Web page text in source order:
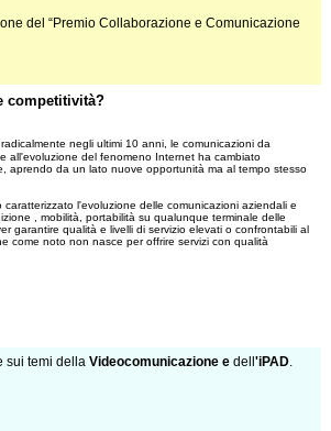
del “Premio Collaborazione e Comunicazione
competitività?
negli ultimi 10 anni, le comunicazioni da
all'evoluzione del fenomeno Internet ha cambiato
aprendo da un lato nuove opportunità ma al tempo stesso
l'evoluzione delle comunicazioni aziendali e
, mobilità, portabilità su qualunque terminale delle
garantire qualità e livelli di servizio elevati o confrontabili al
come noto non nasce per offrire servizi con qualità
sui temi della Videocomunicazione e dell'iPAD